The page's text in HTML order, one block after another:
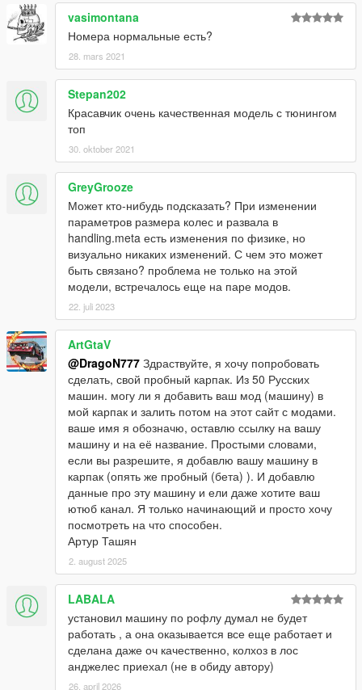
vasimontana
Номера нормальные есть?
28. mars 2021
Stepan202
Красавчик очень качественная модель с тюнингом
топ
30. oktober 2021
GreyGrooze
Может кто-нибудь подсказать? При изменении
параметров размера колес и развала в
handling.meta есть изменения по физике, но
визуально никаких изменений. С чем это может
быть связано? проблема не только на этой
модели, встречалось еще на паре модов.
22. juli 2023
ArtGtaV
@DragoN777 Здраствуйте, я хочу попробовать
сделать, свой пробный карпак. Из 50 Русских
машин. могу ли я добавить ваш мод (машину) в
мой карпак и залить потом на этот сайт с модами.
ваше имя я обозначю, оставлю ссылку на вашу
машину и на её название. Простыми словами,
если вы разрешите, я добавлю вашу машину в
карпак (опять же пробный (бета) ). И добавлю
данные про эту машину и ели даже хотите ваш
ютюб канал. Я только начинающий и просто хочу
посмотреть на что способен.
Артур Ташян
2. august 2025
LABALA
установил машину по рофлу думал не будет
работать , а она оказывается все еще работает и
сделана даже оч качественно, колхоз в лос
анджелес приехал (не в обиду автору)
26. april 2026